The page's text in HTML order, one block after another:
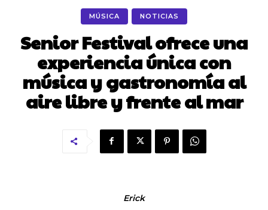
MÚSICA NOTICIAS
Senior Festival ofrece una
experiencia única con
música y gastronomía al
aire libre y frente al mar
Erick